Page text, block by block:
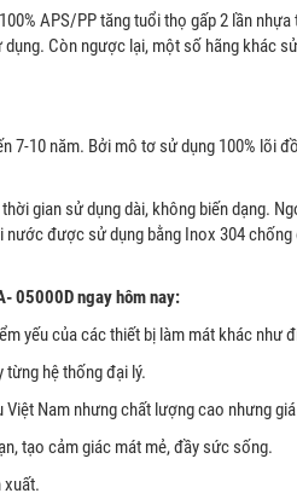
APS/PP tăng tuổi thọ gấp 2 lần
Còn ngược lại, một số hãng khác
7-10 năm. Bởi mô tơ sử dụng 100%
gian sử dụng dài, không biến dạng.
được sử dụng bằng Inox 304
05000D ngay hôm nay:
yếu của các thiết bị làm mát khác như
hệ thống đại lý.
Nam nhưng chất lượng cao nhưng
tạo cảm giác mát mẻ, đầy sức sống.
xuất.